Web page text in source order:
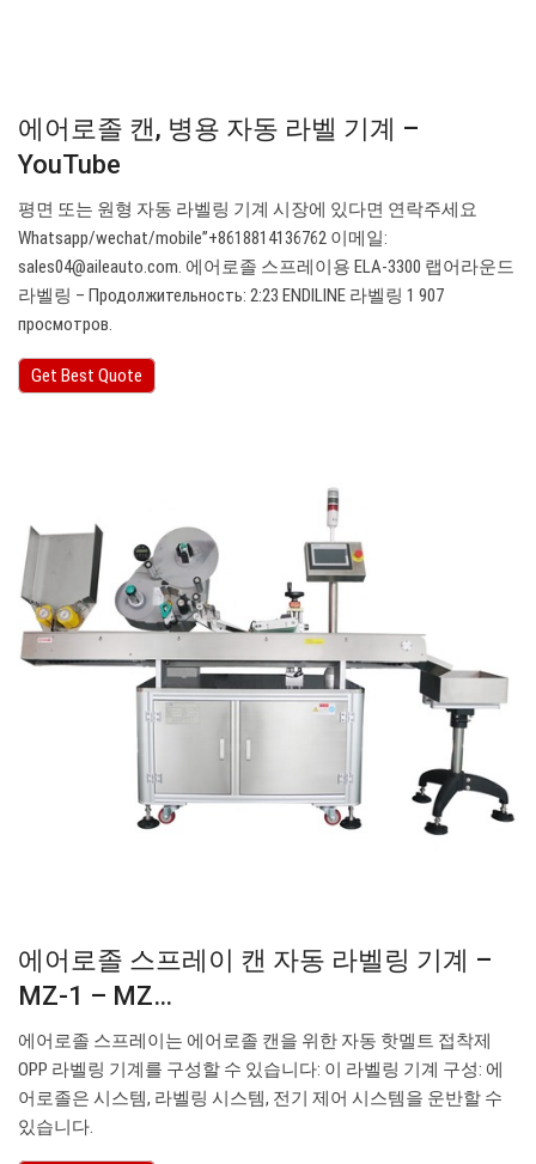
에어로졸 캔, 병용 자동 라벨 기계 –
YouTube
평면 또는 원형 자동 라벨링 기계 시장에 있다면 연락주세요
Whatsapp/wechat/mobile”+8618814136762 이메일:
sales04@aileauto.com. 에어로졸 스프레이용 ELA-3300 랩어라운드
라벨링 – Продолжительность: 2:23 ENDILINE 라벨링 1 907
просмотров.
Get Best Quote
에어로졸 스프레이 캔 자동 라벨링 기계 –
MZ-1 – MZ…
에어로졸 스프레이는 에어로졸 캔을 위한 자동 핫멜트 접착제
OPP 라벨링 기계를 구성할 수 있습니다: 이 라벨링 기계 구성: 에
어로졸은 시스템, 라벨링 시스템, 전기 제어 시스템을 운반할 수
있습니다.